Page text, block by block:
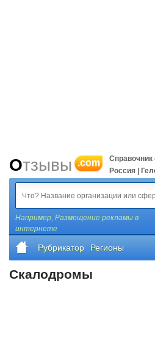
Отзывы .com
Справочник
Россия |
Например, Размещение рекламы в
интернете
Рубрикатор Регионы
Скалодромы